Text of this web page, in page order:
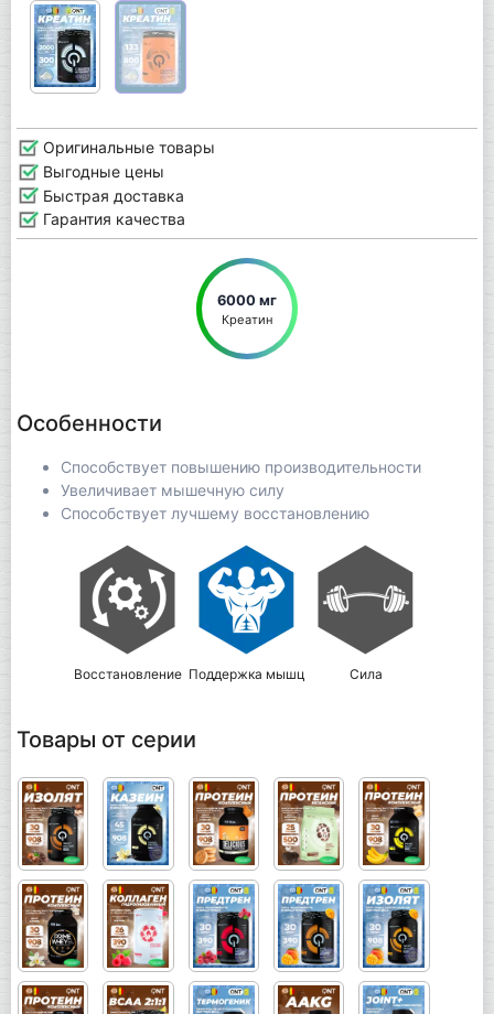
Оригинальные товары
Выгодные цены
Быстрая доставка
Гарантия качества
6000 мг
Креатин
Особенности
Способствует повышению производительности
Увеличивает мышечную силу
Способствует лучшему восстановлению
Восстановление Поддержка мышц Сила
Товары от серии